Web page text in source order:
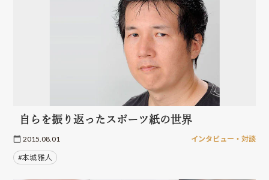
自らを振り返ったスポーツ紙の世界
2015.08.01 インタビュー・対談
#本城 雅人